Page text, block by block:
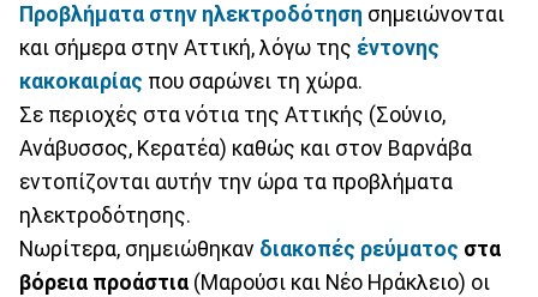
Προβλήματα στην ηλεκτροδότηση σημειώνονται
και σήμερα στην Αττική, λόγω της έντονης
κακοκαιρίας που σαρώνει τη χώρα.
Σε περιοχές στα νότια της Αττικής (Σούνιο,
Ανάβυσσος, Κερατέα) καθώς και στον Βαρνάβα
εντοπίζονται αυτήν την ώρα τα προβλήματα
ηλεκτροδότησης.
Νωρίτερα, σημειώθηκαν διακοπές ρεύματος στα
βόρεια προάστια (Μαρούσι και Νέο Ηράκλειο) οι